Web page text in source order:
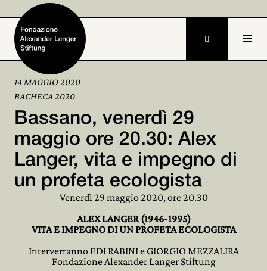
Home
Fondazione
Attività e progetti
Alexander Langer

14 MAGGIO 2020
BACHECA 2020
Bassano, venerdì 29
maggio ore 20.30: Alex
Langer, vita e impegno di
un profeta ecologista
Venerdì 29 maggio 2020, ore 20.30
ALEX LANGER (1946-1995)
VITA E IMPEGNO DI UN PROFETA ECOLOGISTA
Interverranno EDI RABINI e GIORGIO MEZZALIRA
Fondazione Alexander Langer Stiftung